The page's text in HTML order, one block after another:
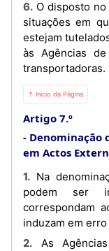
6. O disposto no número anterior não é aplicável nas
situações em
estejam
às Agências
transportadoras.
⇡ Início da Página
Artigo 7.º
Denominação
em Actos
1. Na denominação das Agências de Viagens, não
podem ser
correspondam
induzam em
2. As Agências de Viagens não devem utilizar